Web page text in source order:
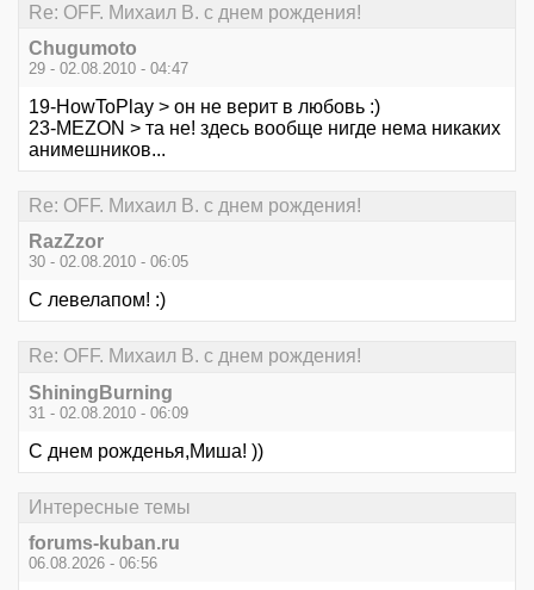
Re: OFF. Михаил В. с днем рождения!
Chugumoto
29 - 02.08.2010 - 04:47
19-HowToPlay > он не верит в любовь :)
23-MEZON > та не! здесь вообще нигде нема никаких
анимешников...
Re: OFF. Михаил В. с днем рождения!
RazZzor
30 - 02.08.2010 - 06:05
С левелапом! :)
Re: OFF. Михаил В. с днем рождения!
ShiningBurning
31 - 02.08.2010 - 06:09
С днем рожденья,Миша! ))
Интересные темы
forums-kuban.ru
06.08.2026 - 06:56